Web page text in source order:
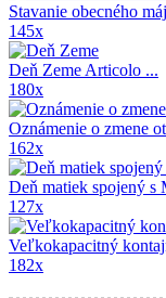
Stavanie obecného
145x
Deň Zeme Articolo ...
180x
Oznámenie o zmene
162x
Deň matiek spojený s
127x
Veľkokapacitný
182x